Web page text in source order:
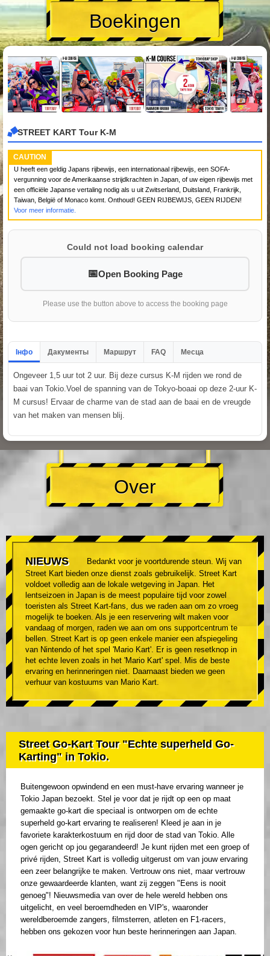
Boekingen
STREET KART Tour K-M
CAUTION
U heeft een geldig Japans rijbewijs, een internationaal rijbewijs, een SOFA-
vergunning voor de Amerikaanse strijdkrachten in Japan, of uw eigen rijbewijs met
een officiële Japanse vertaling nodig als u uit Zwitserland, Duitsland, Frankrijk,
Taiwan, België of Monaco komt. Onthoud! GEEN RIJBEWIJS, GEEN RIJDEN!
Voor meer informatie.
Could not load booking calendar
Open Booking Page
Please use the button above to access the booking page
Інфо Дакументы Маршрут FAQ Месца
Ongeveer 1,5 uur tot 2 uur. Bij deze cursus K-M rijden we rond de
baai van Tokio.Voel de spanning van de Tokyo-boaai op deze 2-uur K-
M cursus! Ervaar de charme van de stad aan de baai en de vreugde
van het maken van mensen blij.
Over
NIEUWS
Bedankt voor je voortdurende steun. Wij van
Street Kart bieden onze dienst zoals gebruikelijk. Street Kart
voldoet volledig aan de lokale wetgeving in Japan. Het
lentseizoen in Japan is de meest populaire tijd voor zowel
toeristen als Street Kart-fans, dus we raden aan om zo vroeg
mogelijk te boeken. Als je een reservering wilt maken voor
vandaag of morgen, raden we aan om ons supportcentrum te
bellen. Street Kart is op geen enkele manier een afspiegeling
van Nintendo of het spel 'Mario Kart'. Er is geen resetknop in
het echte leven zoals in het 'Mario Kart' spel. Mis de beste
ervaring en herinneringen niet. Daarnaast bieden we geen
verhuur van kostuums van Mario Kart.
Street Go-Kart Tour "Echte superheld Go-
Karting" in Tokio.
Buitengewoon opwindend en een must-have ervaring wanneer je
Tokio Japan bezoekt. Stel je voor dat je rijdt op een op maat
gemaakte go-kart die speciaal is ontworpen om de echte
superheld go-kart ervaring te realiseren! Kleed je aan in je
favoriete karakterkostuum en rijd door de stad van Tokio. Alle
ogen gericht op jou gegarandeerd! Je kunt rijden met een groep of
privé rijden, Street Kart is volledig uitgerust om van jouw ervaring
een zeer belangrijke te maken. Vertrouw ons niet, maar vertrouw
onze gewaardeerde klanten, want zij zeggen "Eens is nooit
genoeg"! Nieuwsmedia van over de hele wereld hebben ons
uitgelicht, en veel beroemdheden en VIP's, waaronder
wereldberoemde zangers, filmsterren, atleten en F1-racers,
hebben ons gekozen voor hun beste herinneringen aan Japan.